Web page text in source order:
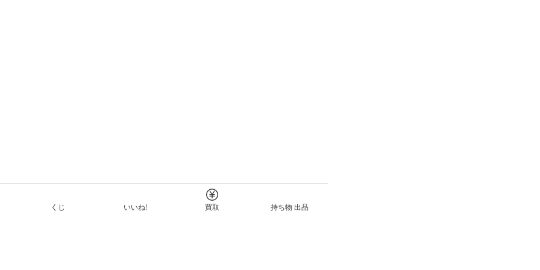
くじ いいね! 買取 持ち物 出品